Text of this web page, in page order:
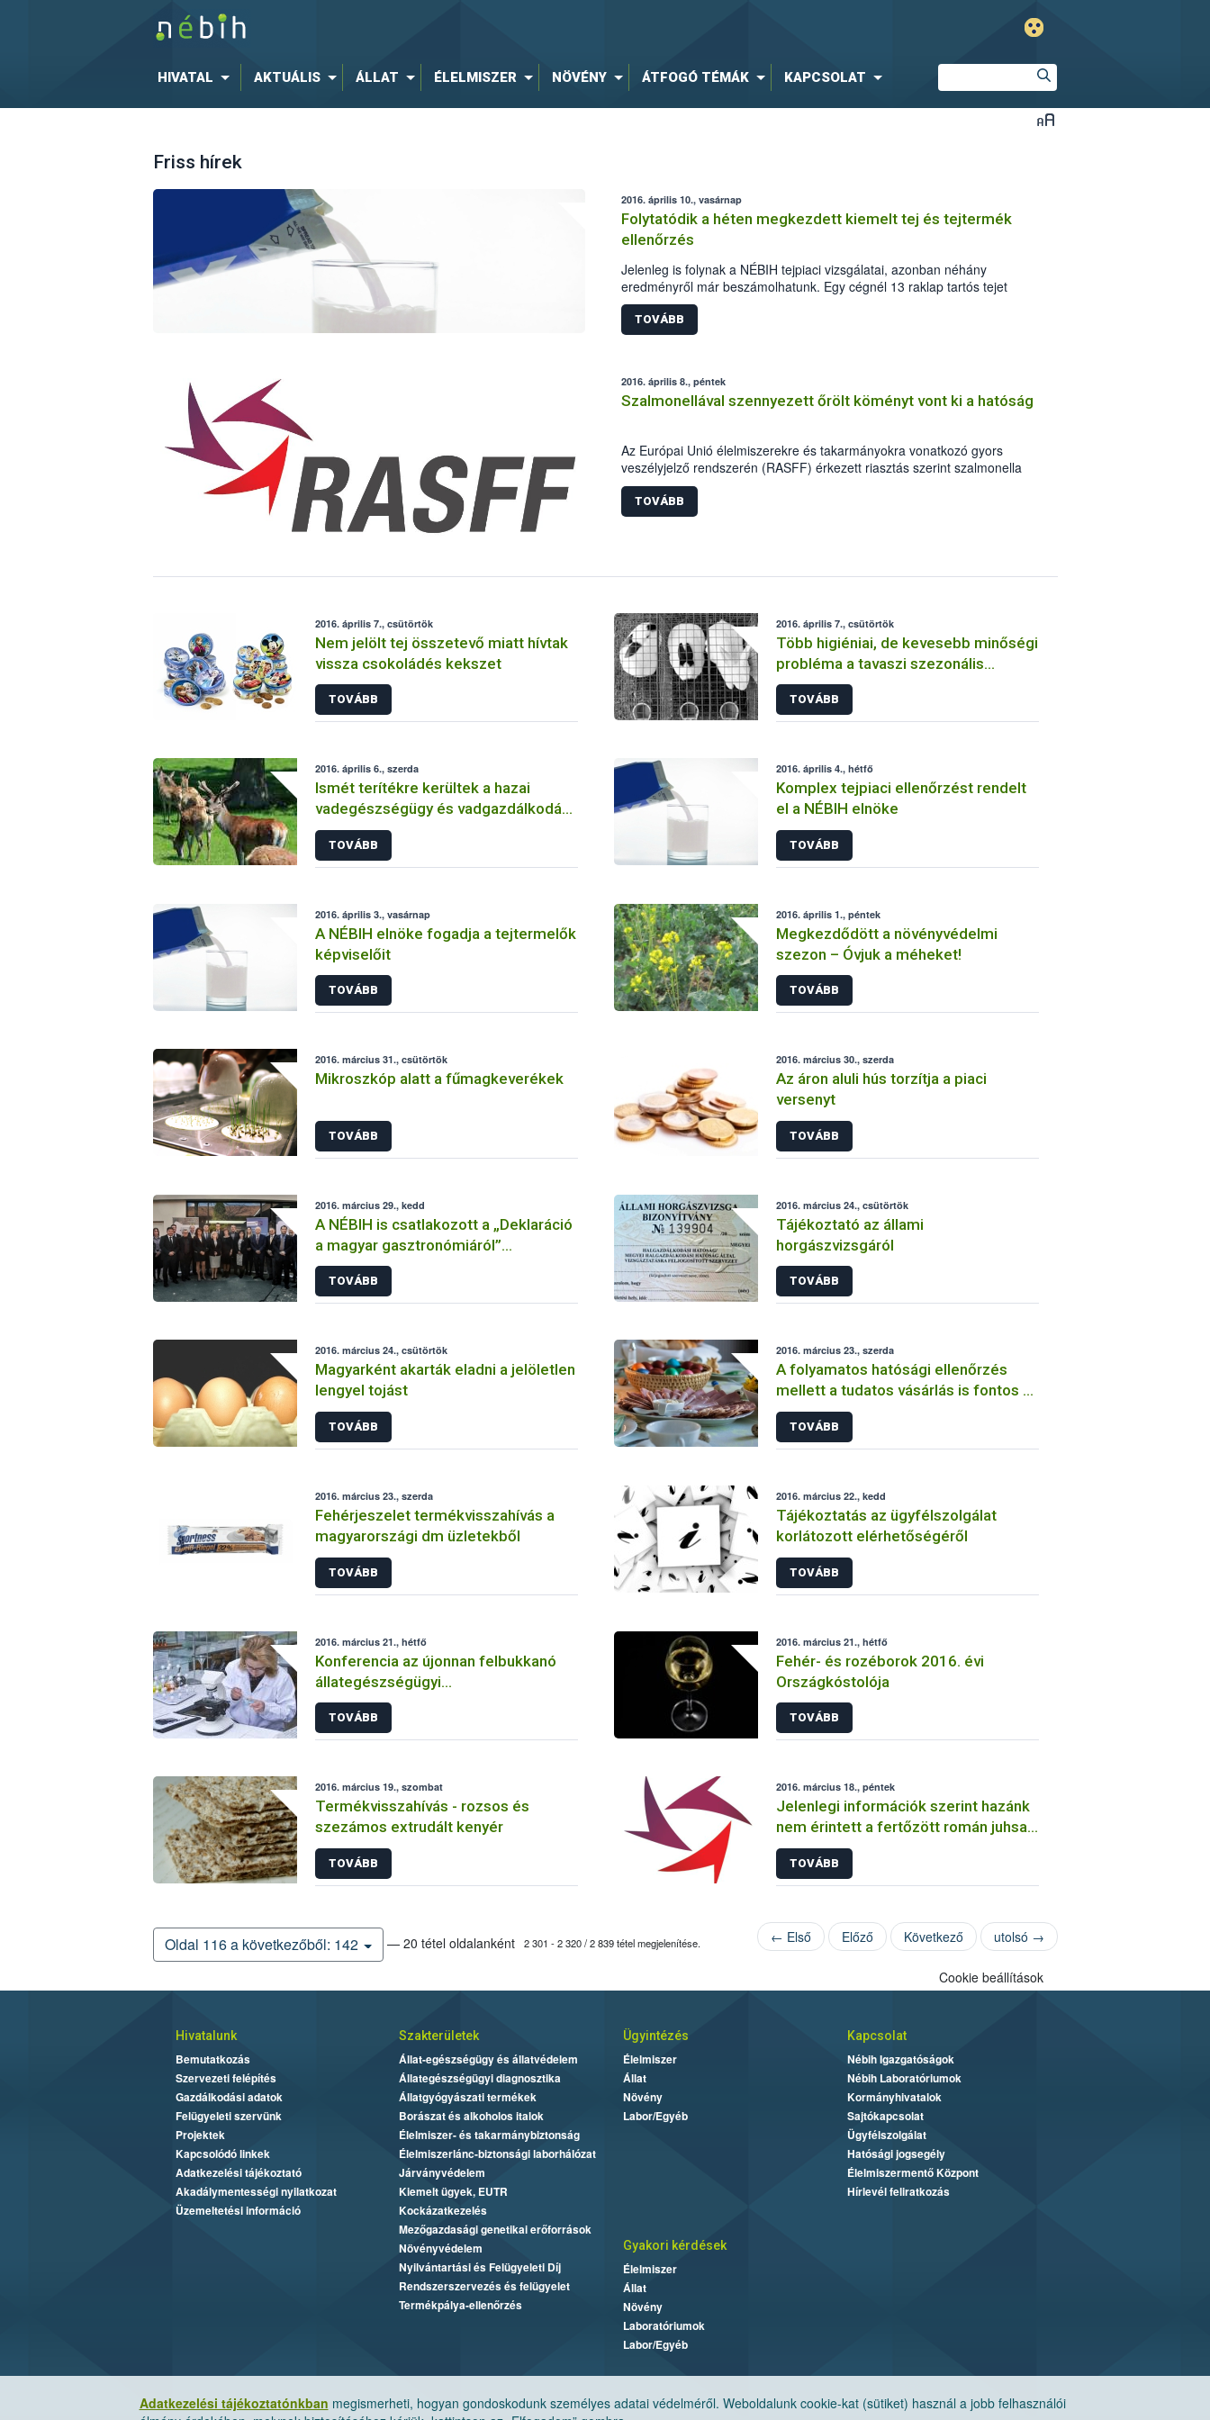
HIVATAL AKTUÁLIS ÁLLAT ÉLELMISZER NÖVÉNY ÁTFOGÓ TÉMÁK KAPCSOLAT
Friss hírek
2016. április 10., vasárnap
Folytatódik a héten megkezdett kiemelt tej és tejtermék
ellenőrzés
Jelenleg is folynak a NÉBIH tejpiaci vizsgálatai, azonban néhány
eredményről már beszámolhatunk. Egy cégnél 13 raklap tartós tejet
zároltak az ellenőrök a nyomonkövetés hiánya miatt. A kiemelt
ellenőrzésekhez kapcsolódó laboratóriumi vizsgálatok még nem zárultak
le.
TOVÁBB
2016. április 8., péntek
Szalmonellával szennyezett őrölt köményt vont ki a hatóság
Az Európai Unió élelmiszerekre és takarmányokra vonatkozó gyors
veszélyjelző rendszerén (RASFF) érkezett riasztás szerint szalmonella
szennyezettség miatt indiai származású őrölt köményt vontak ki a
forgalomból az EU több tagállamában. A szennyezett fűszerből
Magyarországra is szállítottak egy német nagykereskedőn keresztül.
TOVÁBB
2016. április 7., csütörtök
Nem jelölt tej összetevő miatt hívtak
vissza csokoládés kekszet
TOVÁBB
2016. április 7., csütörtök
Több higiéniai, de kevesebb minőségi
probléma a tavaszi szezonális
ellenőrzéseken
TOVÁBB
2016. április 6., szerda
Ismét terítékre kerültek a hazai
vadegészségügy és vadgazdálkodás
aktuális kérdései
TOVÁBB
2016. április 4., hétfő
Komplex tejpiaci ellenőrzést rendelt
el a NÉBIH elnöke
TOVÁBB
2016. április 3., vasárnap
A NÉBIH elnöke fogadja a tejtermelők
képviselőit
TOVÁBB
2016. április 1., péntek
Megkezdődött a növényvédelmi
szezon – Óvjuk a méheket!
TOVÁBB
2016. március 31., csütörtök
Mikroszkóp alatt a fűmagkeverékek
TOVÁBB
2016. március 30., szerda
Az áron aluli hús torzítja a piaci
versenyt
TOVÁBB
2016. március 29., kedd
A NÉBIH is csatlakozott a „Deklaráció
a magyar gasztronómiáról”
megállapodáshoz
TOVÁBB
2016. március 24., csütörtök
Tájékoztató az állami
horgászvizsgáról
TOVÁBB
2016. március 24., csütörtök
Magyarként akarták eladni a jelöletlen
lengyel tojást
TOVÁBB
2016. március 23., szerda
A folyamatos hatósági ellenőrzés
mellett a tudatos vásárlás is fontos az
élelmiszerpiacon
TOVÁBB
2016. március 23., szerda
Fehérjeszelet termékvisszahívás a
magyarországi dm üzletekből
TOVÁBB
2016. március 22., kedd
Tájékoztatás az ügyfélszolgálat
korlátozott elérhetőségéről
TOVÁBB
2016. március 21., hétfő
Konferencia az újonnan felbukkanó
állategészségügyi
megbetegedésekről
TOVÁBB
2016. március 21., hétfő
Fehér- és rozéborok 2016. évi
Országkóstolója
TOVÁBB
2016. március 19., szombat
Termékvisszahívás - rozsos és
szezámos extrudált kenyér
TOVÁBB
2016. március 18., péntek
Jelenlegi információk szerint hazánk
nem érintett a fertőzött román juhsajt
ügyében
TOVÁBB
Oldal 116 a következőből: 142 — 20 tétel oldalanként 2 301 - 2 320 / 2 839 tétel megjelenítése. ← Első Előző Következő utolsó →
Adatkezelési tájékoztatónkban megismerheti, hogyan gondoskodunk személyes adatai védelméről. Weboldalunk cookie-kat (sütiket) használ a jobb felhasználói
Cookie beállítások
Hivatalunk
Bemutatkozás
Szervezeti felépítés
Gazdálkodási adatok
Felügyeleti szervünk
Projektek
Kapcsolódó linkek
Adatkezelési tájékoztató
Akadálymentességi nyilatkozat
Üzemeltetési információ
Szakterületek
Állat-egészségügy és állatvédelem
Állategészségügyi diagnosztika
Állatgyógyászati termékek
Borászat és alkoholos italok
Élelmiszer- és takarmánybiztonság
Élelmiszerlánc-biztonsági laborhálózat
Járványvédelem
Kiemelt ügyek, EUTR
Kockázatkezelés
Mezőgazdasági genetikai erőforrások
Növényvédelem
Nyilvántartási és Felügyeleti Díj
Rendszerszervezés és felügyelet
Termékpálya-ellenőrzés
Ügyintézés
Élelmiszer
Állat
Növény
Labor/Egyéb
Kapcsolat
Nébih Igazgatóságok
Nébih Laboratóriumok
Kormányhivatalok
Sajtókapcsolat
Ügyfélszolgálat
Hatósági jogsegély
Élelmiszermentő Központ
Hírlevél feliratkozás
Gyakori kérdések
Élelmiszer
Állat
Növény
Laboratóriumok
Labor/Egyéb